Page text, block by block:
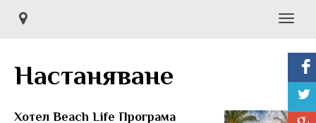
Настаняване
Хотел Beach Life Програма